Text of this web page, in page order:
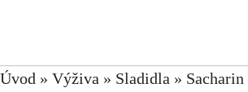
Úvod » Výživa » Sladidla » Sacharin